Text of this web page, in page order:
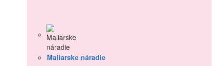
Maliarske náradie